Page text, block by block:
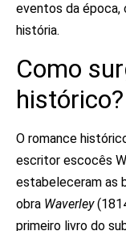
eventos da época,
história.
Como
histórico?
O romance
escritor escocês
estabeleceram as
obra Waverley
primeiro livro do